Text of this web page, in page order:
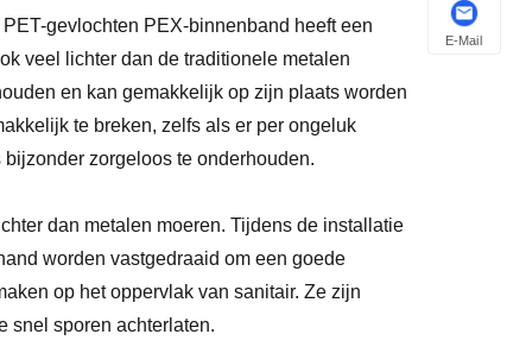
gevlochten PEX-binnenband heeft een
veel lichter dan de traditionele metalen
en kan gemakkelijk op zijn plaats worden
te breken, zelfs als er per ongeluk
zorgeloos te onderhouden.
dan metalen moeren. Tijdens de installatie
worden vastgedraaid om een ​​goede
op het oppervlak van sanitair. Ze zijn
snel sporen achterlaten.
E-Mail